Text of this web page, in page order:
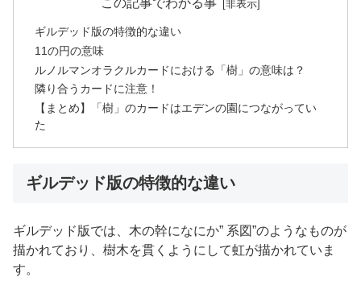
この記事でわかる事
ギルデッド版の特徴的な違い
11の円の意味
ルノルマンオラクルカードにおける「樹」の意味は？
隣り合うカードに注意！
【まとめ】「樹」のカードはエデンの園につながってい
た
ギルデッド版の特徴的な違い
ギルデッド版では、木の幹になにか” 系図”のようなものが
描かれており、樹木を貫くようにして虹が描かれていま
す。